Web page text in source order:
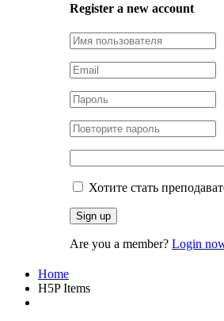
Register a new account
Хотите стать
Are you a member? Login
Home
H5P Items